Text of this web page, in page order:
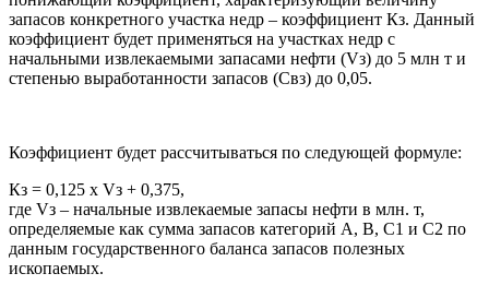
запасов конкретного участка недр – коэффициент Кз. Данный
коэффициент будет применяться на участках недр с
начальными извлекаемыми запасами нефти (Vз) до 5 млн т и
степенью выработанности запасов (Свз) до 0,05.
Коэффициент будет рассчитываться по следующей формуле:
Кз = 0,125 х Vз + 0,375,
где Vз – начальные извлекаемые запасы нефти в млн. т,
определяемые как сумма запасов категорий А, В, С1 и С2 по
данным государственного баланса запасов полезных
ископаемых.